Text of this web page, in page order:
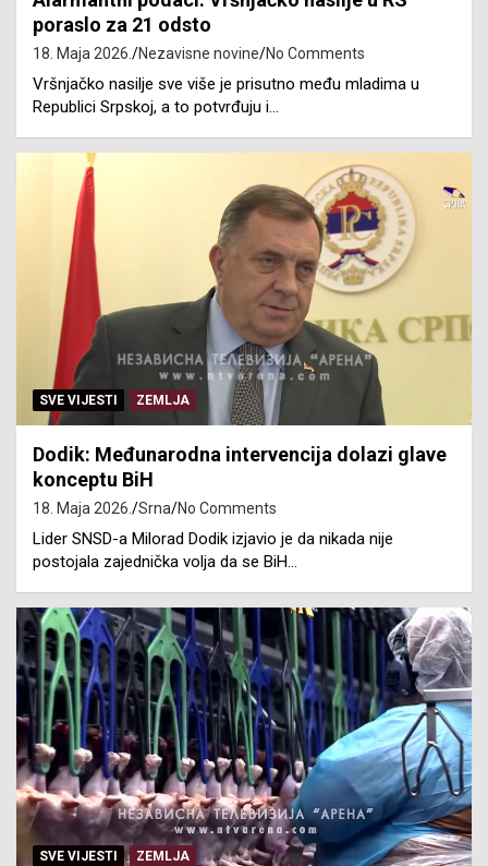
poraslo za 21 odsto
18. Maja 2026. Nezavisne novine No Comments
Vršnjačko nasilje sve više je prisutno među mladima u
Republici Srpskoj, a to potvrđuju i…
SVE VIJESTI ZEMLJA
Dodik: Međunarodna intervencija dolazi glave
konceptu BiH
18. Maja 2026. Srna No Comments
Lider SNSD-a Milorad Dodik izjavio je da nikada nije
postojala zajednička volja da se BiH…
SVE VIJESTI ZEMLJA